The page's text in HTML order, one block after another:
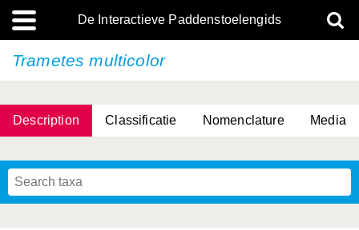
De Interactieve Paddenstoelengids
Trametes multicolor
Description Classificatie Nomenclature Media